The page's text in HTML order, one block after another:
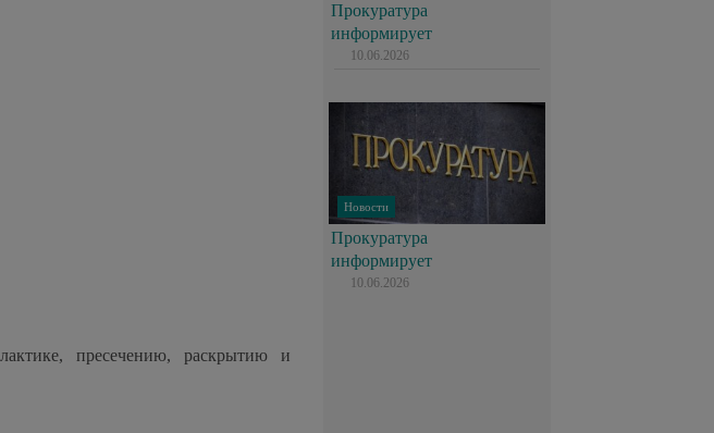
пресечению, раскрытию и
Прокуратура
информирует
10.06.2026
Новости
Прокуратура
информирует
10.06.2026